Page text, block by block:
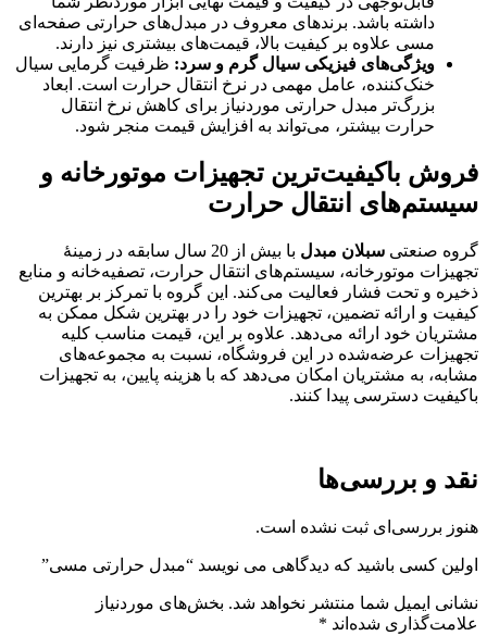
داشته باشد. برندهای معروف در مبدل‌های حرارتی صفحه‌ای
مسی علاوه بر کیفیت بالا، قیمت‌های بیشتری نیز دارند.
ویژگی‌های فیزیکی سیال گرم و سرد: ظرفیت گرمایی سیال
خنک‌کننده، عامل مهمی در نرخ انتقال حرارت است. ابعاد
بزرگ‌تر مبدل حرارتی موردنیاز برای کاهش نرخ انتقال
حرارت بیشتر، می‌تواند به افزایش قیمت منجر شود.
فروش باکیفیت‌ترین تجهیزات موتورخانه و
سیستم‌های انتقال حرارت
گروه صنعتی سبلان مبدل
با بیش از 20 سال سابقه در زمینهٔ
تجهیزات موتورخانه، سیستم‌های انتقال حرارت، تصفیه‌خانه و منابع
ذخیره و تحت فشار فعالیت می‌کند. این گروه با تمرکز بر بهترین
کیفیت و ارائه تضمین، تجهیزات خود را در بهترین شکل ممکن به
مشتریان خود ارائه می‌دهد. علاوه بر این، قیمت مناسب کلیه
تجهیزات عرضه‌شده در این فروشگاه، نسبت به مجموعه‌های
مشابه، به مشتریان امکان می‌دهد که با هزینه پایین، به تجهیزات
باکیفیت دسترسی پیدا کنند.
نقد و بررسی‌ها
هنوز بررسی‌ای ثبت نشده است.
اولین کسی باشید که دیدگاهی می نویسد “مبدل حرارتی مسی”
نشانی ایمیل شما منتشر نخواهد شد. بخش‌های موردنیاز
علامت‌گذاری شده‌اند *